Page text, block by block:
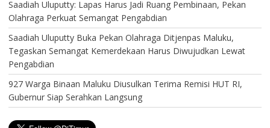
Saadiah Uluputty: Lapas Harus Jadi Ruang Pembinaan, Pekan
Olahraga Perkuat Semangat Pengabdian
Saadiah Uluputty Buka Pekan Olahraga Ditjenpas Maluku,
Tegaskan Semangat Kemerdekaan Harus Diwujudkan Lewat
Pengabdian
927 Warga Binaan Maluku Diusulkan Terima Remisi HUT RI,
Gubernur Siap Serahkan Langsung